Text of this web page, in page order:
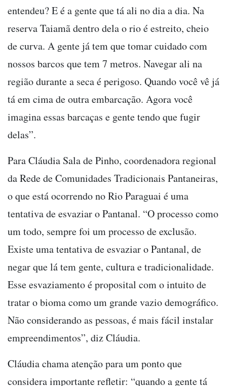
entendeu? E é a gente que tá ali no dia a dia. Na
reserva Taiamã dentro dela o rio é estreito, cheio
de curva. A gente já tem que tomar cuidado com
nossos barcos que tem 7 metros. Navegar ali na
região durante a seca é perigoso. Quando você vê já
tá em cima de outra embarcação. Agora você
imagina essas barcaças e gente tendo que fugir
delas”.
Para Cláudia Sala de Pinho, coordenadora regional
da Rede de Comunidades Tradicionais Pantaneiras,
o que está ocorrendo no Rio Paraguai é uma
tentativa de esvaziar o Pantanal. “O processo como
um todo, sempre foi um processo de exclusão.
Existe uma tentativa de esvaziar o Pantanal, de
negar que lá tem gente, cultura e tradicionalidade.
Esse esvaziamento é proposital com o intuito de
tratar o bioma como um grande vazio demográfico.
Não considerando as pessoas, é mais fácil instalar
empreendimentos”, diz Cláudia.
Cláudia chama atenção para um ponto que
considera importante refletir: “quando a gente tá